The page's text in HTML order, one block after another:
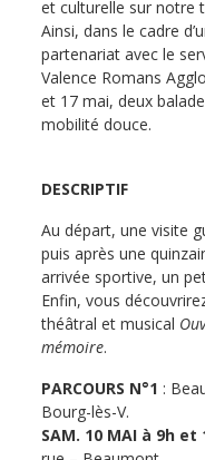
et culturelle sur notre
Ainsi, dans le cadre
partenariat avec le
Valence Romans
et 17 mai, deux
mobilité douce.
DESCRIPTIF
Au départ, une visite
puis après une
arrivée sportive, un
Enfin, vous
théâtral et musical
mémoire.
PARCOURS N°1 :
Bourg-lès-V.
SAM. 10 MAI à 9h et